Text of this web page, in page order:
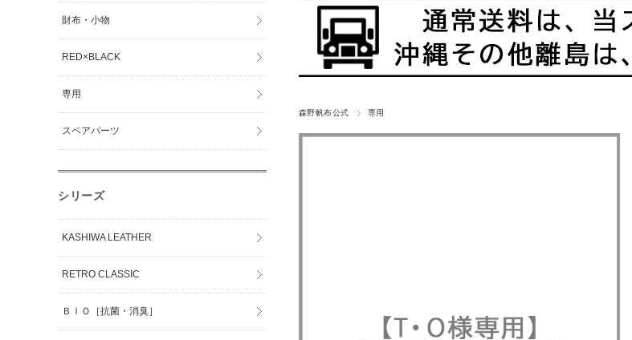
森野帆布公式 専用
財布・小物
RED×BLACK
専用
スペアパーツ
シリーズ
KASHIWA LEATHER
RETRO CLASSIC
ＢＩＯ［抗菌・消臭］